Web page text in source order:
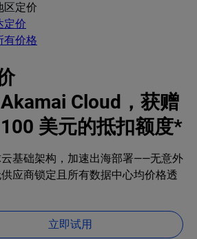
区定价
定价
有价格
Cloud，获赠
美元的抵扣额度*
基础架构，加速出海部署——无意外
应商锁定且所有数据中心均价格透
立即试用